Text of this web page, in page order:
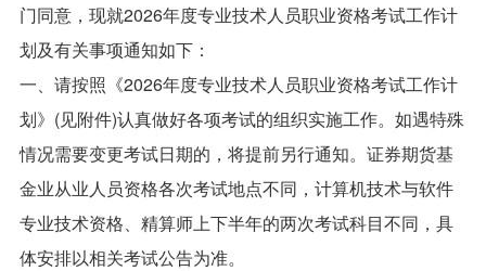
门同意，现就2026年度专业技术人员职业资格考试工作计
划及有关事项通知如下：
一、请按照《2026年度专业技术人员职业资格考试工作计
划》(见附件)认真做好各项考试的组织实施工作。如遇特殊
情况需要变更考试日期的，将提前另行通知。证券期货基
金业从业人员资格各次考试地点不同，计算机技术与软件
专业技术资格、精算师上下半年的两次考试科目不同，具
体安排以相关考试公告为准。